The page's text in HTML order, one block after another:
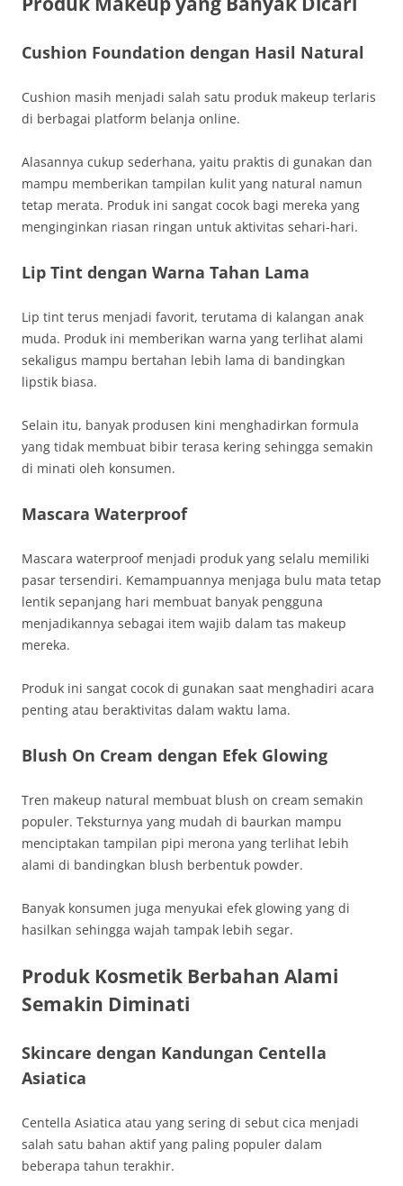
Cushion Foundation dengan Hasil Natural
Cushion masih menjadi salah satu produk makeup terlaris
di berbagai platform belanja online.
Alasannya cukup sederhana, yaitu praktis di gunakan dan
mampu memberikan tampilan kulit yang natural namun
tetap merata. Produk ini sangat cocok bagi mereka yang
menginginkan riasan ringan untuk aktivitas sehari-hari.
Lip Tint dengan Warna Tahan Lama
Lip tint terus menjadi favorit, terutama di kalangan anak
muda. Produk ini memberikan warna yang terlihat alami
sekaligus mampu bertahan lebih lama di bandingkan
lipstik biasa.
Selain itu, banyak produsen kini menghadirkan formula
yang tidak membuat bibir terasa kering sehingga semakin
di minati oleh konsumen.
Mascara Waterproof
Mascara waterproof menjadi produk yang selalu memiliki
pasar tersendiri. Kemampuannya menjaga bulu mata tetap
lentik sepanjang hari membuat banyak pengguna
menjadikannya sebagai item wajib dalam tas makeup
mereka.
Produk ini sangat cocok di gunakan saat menghadiri acara
penting atau beraktivitas dalam waktu lama.
Blush On Cream dengan Efek Glowing
Tren makeup natural membuat blush on cream semakin
populer. Teksturnya yang mudah di baurkan mampu
menciptakan tampilan pipi merona yang terlihat lebih
alami di bandingkan blush berbentuk powder.
Banyak konsumen juga menyukai efek glowing yang di
hasilkan sehingga wajah tampak lebih segar.
Produk Kosmetik Berbahan Alami
Semakin Diminati
Skincare dengan Kandungan Centella
Asiatica
Centella Asiatica atau yang sering di sebut cica menjadi
salah satu bahan aktif yang paling populer dalam
beberapa tahun terakhir.